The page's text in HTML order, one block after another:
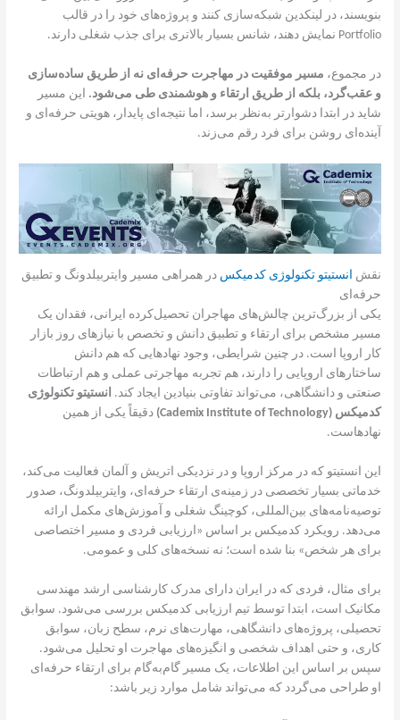
بنویسند، در لینکدین شبکه‌سازی کنند و پروژه‌های خود را در قالب
Portfolio نمایش دهند، شانس بسیار بالاتری برای جذب شغلی دارند.
در مجموع، مسیر موفقیت در مهاجرت حرفه‌ای نه از طریق ساده‌سازی
و عقب‌گرد، بلکه از طریق ارتقاء و هوشمندی طی می‌شود. این مسیر
شاید در ابتدا دشوارتر به‌نظر برسد، اما نتیجه‌ای پایدار، هویتی حرفه‌ای و
آینده‌ای روشن برای فرد رقم می‌زند.
نقش انستیتو تکنولوژی کدمیکس در همراهی مسیر وایتربیلدونگ و تطبیق
حرفه‌ای
یکی از بزرگ‌ترین چالش‌های مهاجران تحصیل‌کرده ایرانی، فقدان یک
مسیر مشخص برای ارتقاء و تطبیق دانش و تخصص با نیازهای روز بازار
کار اروپا است. در چنین شرایطی، وجود نهادهایی که هم دانش
ساختارهای اروپایی را دارند، هم تجربه مهاجرتی عملی و هم ارتباطات
صنعتی و دانشگاهی، می‌تواند تفاوتی بنیادین ایجاد کند.
انستیتو تکنولوژی
کدمیکس (Cademix Institute of Technology)
دقیقاً یکی از همین
نهادهاست.
این انستیتو که در مرکز اروپا و در نزدیکی اتریش و آلمان فعالیت می‌کند،
خدماتی بسیار تخصصی در زمینه‌ی ارتقاء حرفه‌ای، وایتربیلدونگ، صدور
توصیه‌نامه‌های بین‌المللی، کوچینگ شغلی و آموزش‌های مکمل ارائه
می‌دهد. رویکرد کدمیکس بر اساس «ارزیابی فردی و مسیر اختصاصی
برای هر شخص» بنا شده است؛ نه نسخه‌های کلی و عمومی.
برای مثال، فردی که در ایران دارای مدرک کارشناسی ارشد مهندسی
مکانیک است، ابتدا توسط تیم ارزیابی کدمیکس بررسی می‌شود. سوابق
تحصیلی، پروژه‌های دانشگاهی، مهارت‌های نرم، سطح زبان، سوابق
کاری، و حتی اهداف شخصی و انگیزه‌های مهاجرت او تحلیل می‌شود.
سپس بر اساس این اطلاعات، یک مسیر گام‌به‌گام برای ارتقاء حرفه‌ای
او طراحی می‌گردد که می‌تواند شامل موارد زیر باشد: